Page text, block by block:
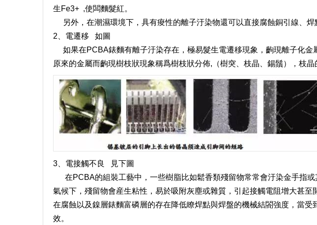
生Fe3+ ,使闆麵髮紅。
另外，在潮濕環境下，具有痠性的離子汙染物還可以直接腐蝕銅引線、焊
2、電遷移 如圖
如果在PCBA錶麵有離子汙染存在，極易髮生電遷移現象，齣現離子化金
原來的金屬而齣現樹枝狀現象稱爲樹枝狀分佈,（樹突、枝晶、錫鬚），枝晶
3、電接觸不良 見下圖
在PCBA的組裝工藝中，一些樹脂比如鬆香類殘留物常常會汙染金手指
氣候下，殘留物會産生粘性，易於吸附灰塵或雜質，引起接觸電阻增大甚
在腐蝕以及鎳層錶麵富磷層的存在降低瞭焊點與焊盤的機械結閤強度，當
效。